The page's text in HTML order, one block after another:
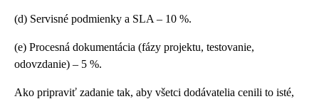
(d) Servisné podmienky a SLA – 10 %.
(e) Procesná dokumentácia (fázy projektu, testovanie,
odovzdanie) – 5 %.
Ako pripraviť zadanie tak, aby všetci dodávatelia cenili to isté,